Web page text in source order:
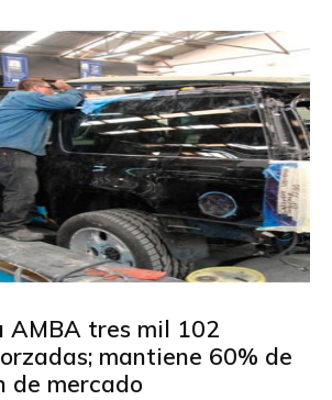
AMBA tres mil 102
mantiene 60% de
de mercado